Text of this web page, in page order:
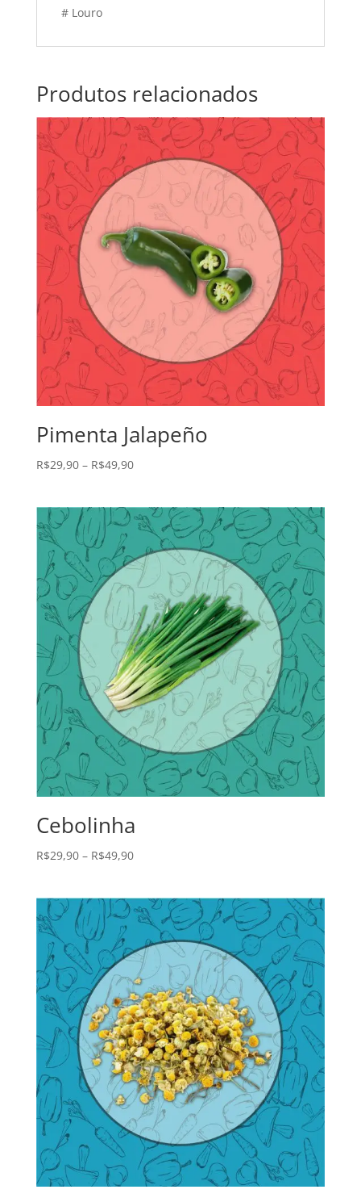
# Louro
Produtos relacionados
Pimenta Jalapeño
R$29,90– R$49,90
Cebolinha
R$29,90– R$49,90